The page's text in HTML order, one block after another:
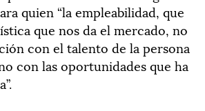
quien “la empleabilidad, que
que nos da el mercado, no
con el talento de la persona
con las oportunidades que ha